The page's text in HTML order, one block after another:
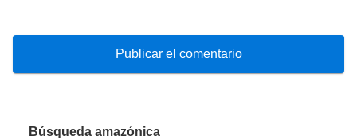
Búsqueda amazónica